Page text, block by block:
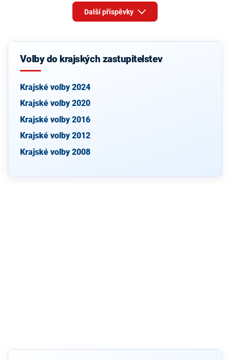
Další příspěvky
Volby do krajských zastupitelstev
Krajské volby 2024
Krajské volby 2020
Krajské volby 2016
Krajské volby 2012
Krajské volby 2008